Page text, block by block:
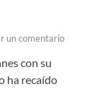
un comentario
con su
ha recaído